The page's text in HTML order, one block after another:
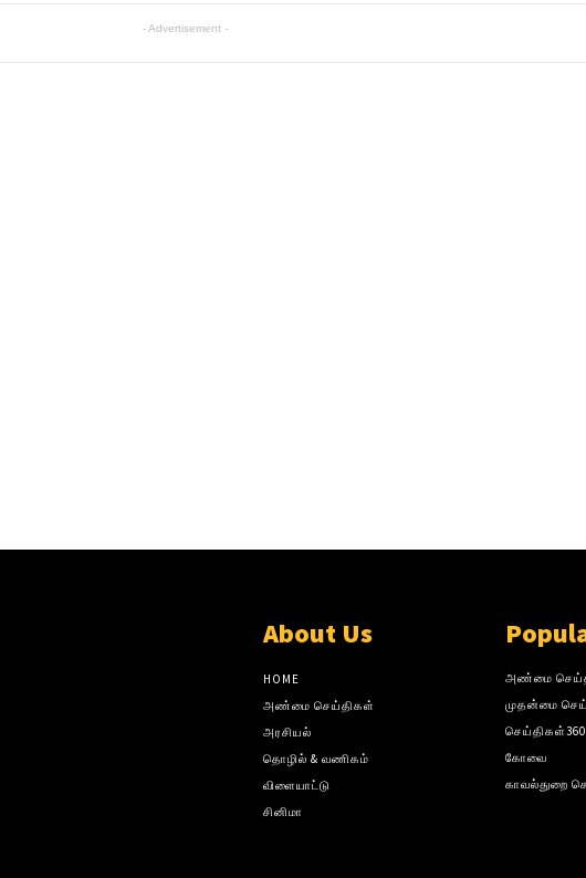
- Advertisement -
About Us
HOME
அண்மை செய்திகள்
அரசியல்
தொழில் & வணிகம்
விளையாட்டு
சினிமா
அண்மை
முதன்மை
செய்திகள்360
கோவை
காவல்துறை